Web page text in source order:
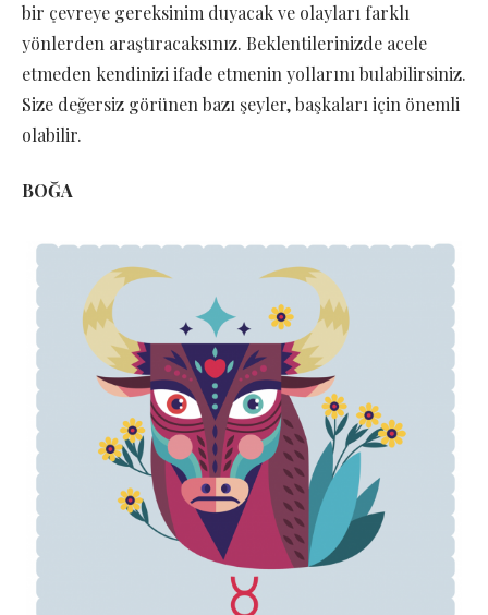
bir çevreye gereksinim duyacak ve olayları farklı
yönlerden araştıracaksınız. Beklentilerinizde acele
etmeden kendinizi ifade etmenin yollarını bulabilirsiniz.
Size değersiz görünen bazı şeyler, başkaları için önemli
olabilir.
BOĞA